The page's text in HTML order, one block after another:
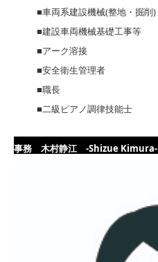
■車両系建設機械(整地・掘削)
■建設車両機械基礎工事等
■アーク溶接
■安全衛生管理者
■職長
■二級ピアノ調律技能士
事務 木村静江 -Shizue Kimura-